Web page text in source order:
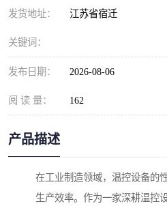
发货地址： 江苏省宿迁
关键词：
发布日期： 2026-08-06
阅 读 量： 162
产品描述
在工业制造领域，温控设备的
生产效率。作为一家深耕温控